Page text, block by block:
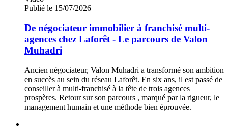
Publié le 15/07/2026
De négociateur immobilier à franchisé multi-
agences chez Laforêt - Le parcours de Valon
Muhadri
Ancien négociateur, Valon Muhadri a transformé son ambition
en succès au sein du réseau Laforêt. En six ans, il est passé de
conseiller à multi-franchisé à la tête de trois agences
prospères. Retour sur son parcours , marqué par la rigueur, le
management humain et une méthode bien éprouvée.